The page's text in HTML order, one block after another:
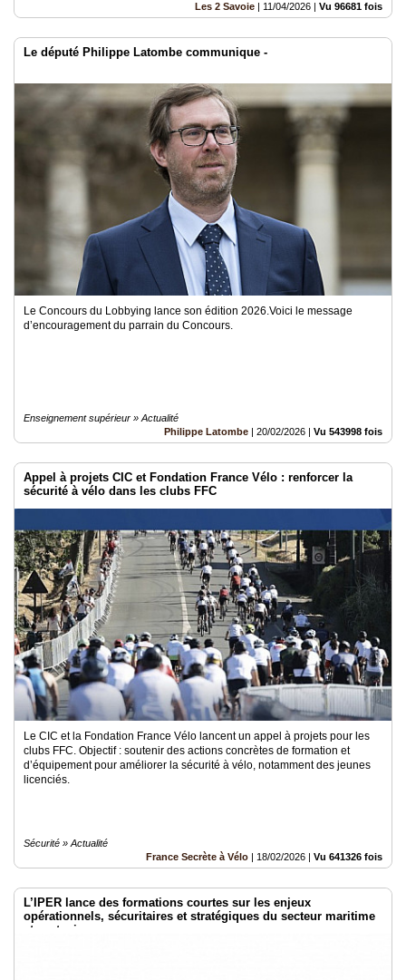
Les 2 Savoie | 11/04/2026 | Vu 96681 fois
Le député Philippe Latombe communique -
Le Concours du Lobbying lance son édition 2026.Voici le message
d’encouragement du parrain du Concours.
Enseignement supérieur » Actualité
Philippe Latombe | 20/02/2026 | Vu 543998 fois
Appel à projets CIC et Fondation France Vélo : renforcer la
sécurité à vélo dans les clubs FFC
Le CIC et la Fondation France Vélo lancent un appel à projets pour les
clubs FFC. Objectif : soutenir des actions concrètes de formation et
d’équipement pour améliorer la sécurité à vélo, notamment des jeunes
licenciés.
Sécurité » Actualité
France Secrète à Vélo | 18/02/2026 | Vu 641326 fois
L’IPER lance des formations courtes sur les enjeux
opérationnels, sécuritaires et stratégiques du secteur maritime
et portuaire